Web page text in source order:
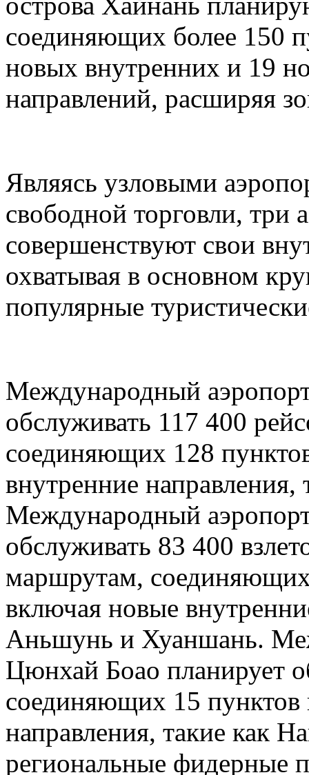
соединяющих более 150
новых внутренних и 19
направлений, расширяя
Являясь узловыми
свободной торговли, три
совершенствуют свои
охватывая в основном
популярные
Международный
обслуживать 117 400
соединяющих 128
внутренние
Международный
обслуживать 83 400
маршрутам, соединяющих
включая новые
Аньшунь и Хуаншань.
Цюнхай Боао планирует
соединяющих 15 пунктов
направления, такие как
региональные фидерные